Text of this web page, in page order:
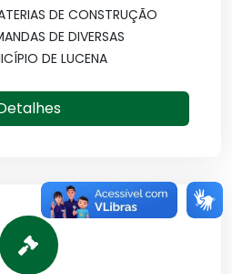
DE CONSTRUÇÃO
DE DIVERSAS
DE LUCENA